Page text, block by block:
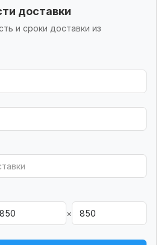
доставки
и сроки доставки из
×